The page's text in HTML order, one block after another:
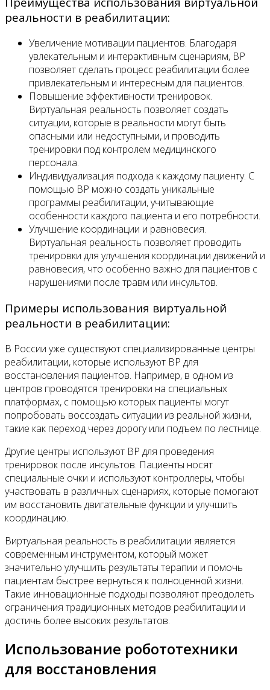
реальности в реабилитации:
Увеличение мотивации пациентов. Благодаря
увлекательным и интерактивным сценариям, ВР
позволяет сделать процесс реабилитации более
привлекательным и интересным для пациентов.
Повышение эффективности тренировок.
Виртуальная реальность позволяет создать
ситуации, которые в реальности могут быть
опасными или недоступными, и проводить
тренировки под контролем медицинского
персонала.
Индивидуализация подхода к каждому пациенту. С
помощью ВР можно создать уникальные
программы реабилитации, учитывающие
особенности каждого пациента и его потребности.
Улучшение координации и равновесия.
Виртуальная реальность позволяет проводить
тренировки для улучшения координации движений и
равновесия, что особенно важно для пациентов с
нарушениями после травм или инсультов.
Примеры использования виртуальной
реальности в реабилитации:
В России уже существуют специализированные центры
реабилитации, которые используют ВР для
восстановления пациентов. Например, в одном из
центров проводятся тренировки на специальных
платформах, с помощью которых пациенты могут
попробовать воссоздать ситуации из реальной жизни,
такие как переход через дорогу или подъем по лестнице.
Другие центры используют ВР для проведения
тренировок после инсультов. Пациенты носят
специальные очки и используют контроллеры, чтобы
участвовать в различных сценариях, которые помогают
им восстановить двигательные функции и улучшить
координацию.
Виртуальная реальность в реабилитации является
современным инструментом, который может
значительно улучшить результаты терапии и помочь
пациентам быстрее вернуться к полноценной жизни.
Такие инновационные подходы позволяют преодолеть
ограничения традиционных методов реабилитации и
достичь более высоких результатов.
Использование робототехники
для восстановления